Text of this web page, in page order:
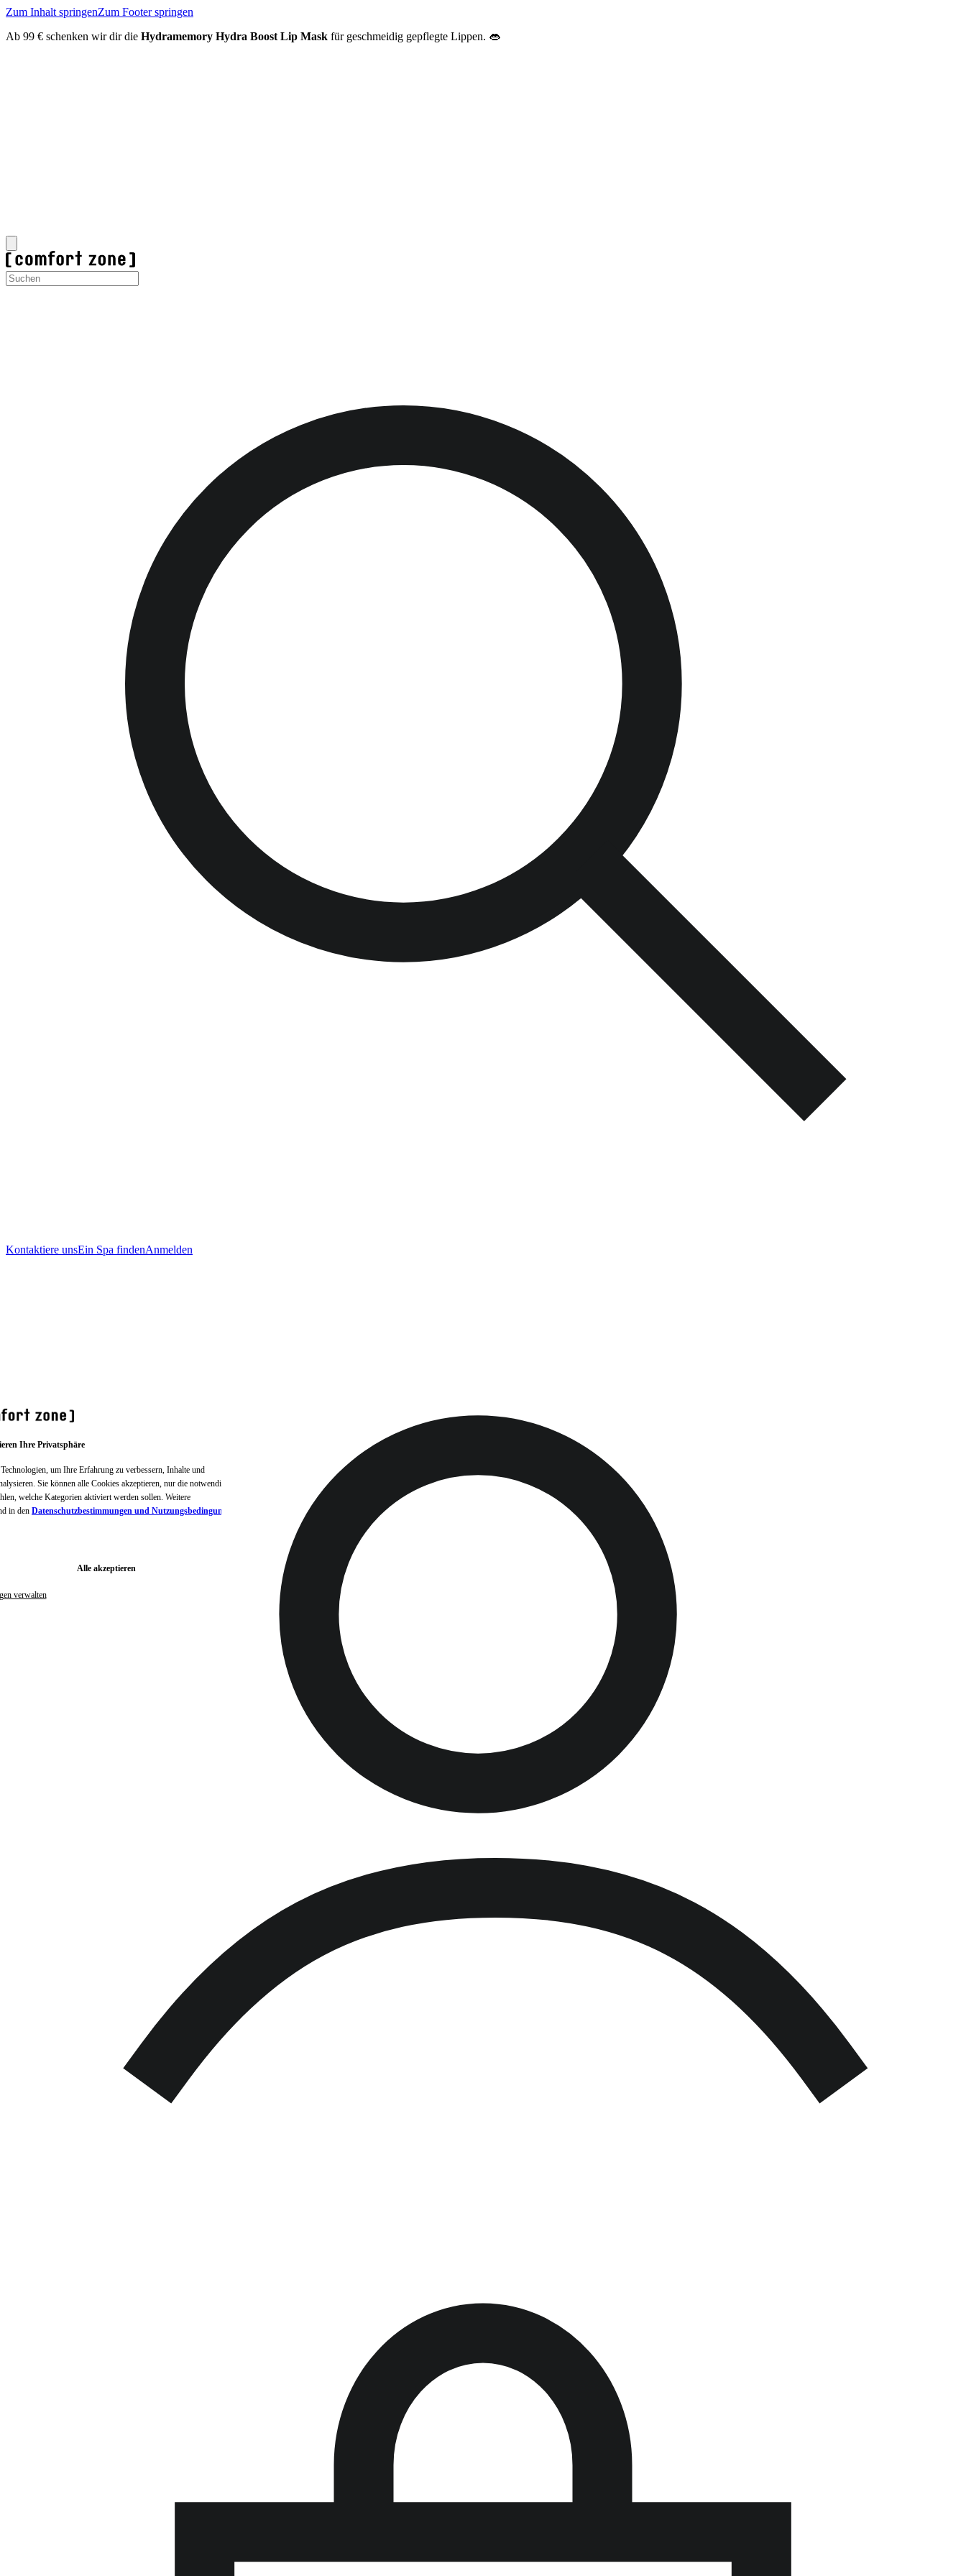
Ihre Privatsphäre
um Ihre Erfahrung zu verbessern, Inhalte und
Sie können alle Cookies akzeptieren, nur die notwendigen
welche Kategorien aktiviert werden sollen. Weitere
in den Datenschutzbestimmungen und Nutzungsbedingungen
Alle akzeptieren
verwalten
Zum Inhalt springenZum Footer springen
Ab 99 € schenken wir dir die Hydramemory Hydra Boost Lip Mask für geschmeidig gepflegte Lippen. 👄
Kontaktiere unsEin Spa findenAnmelden